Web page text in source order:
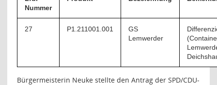
Nummer
27 P1.211001.001
GS
Lemwerder
Bürgermeisterin Neuke stellte den Antrag der SPD/CDU-